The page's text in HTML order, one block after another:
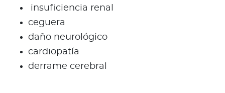
insuficiencia renal
ceguera
daño neurológico
cardiopatía
derrame cerebral